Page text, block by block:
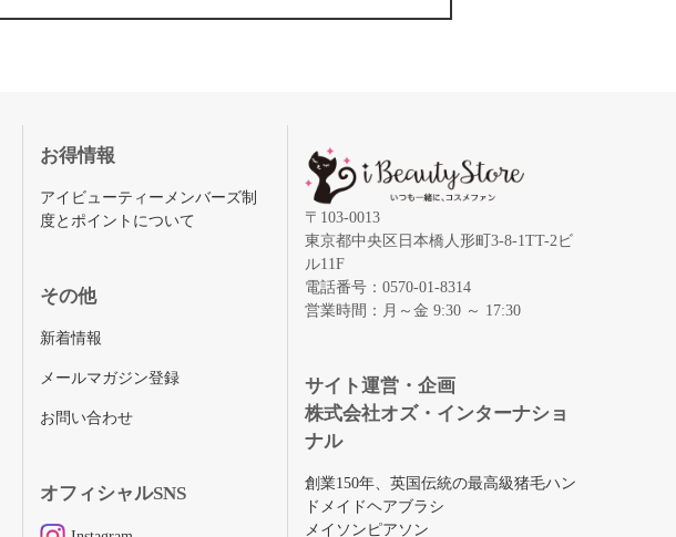
お得情報
アイビューティーメンバーズ制
度とポイントについて
その他
新着情報
メールマガジン登録
お問い合わせ
オフィシャルSNS
〒103-0013
東京都中央区日本橋人形町3-8-1TT-2ビ
ル11F
電話番号：0570-01-8314
営業時間：月～金 9:30 ～ 17:30
サイト運営・企画
株式会社オズ・インターナショ
ナル
創業150年、英国伝統の最高級猪毛ハン
ドメイドヘアブラシ
メイソンピアソン